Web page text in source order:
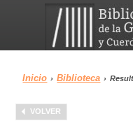
Menu
Inicio › Biblioteca ›
VOLVER